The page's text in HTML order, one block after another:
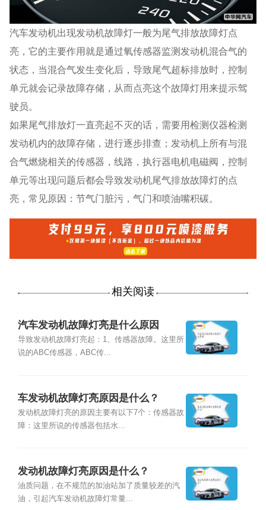
汽车发动机出现发动机故障灯一般为尾气排放故障灯点
亮，它的主要作用就是通过氧传感器监测发动机混合气的
状态，当混合气发生变化后，导致尾气超标排放时，控制
单元就会记录故障存储，从而点亮这个故障灯用来提示驾
驶员。
如果尾气排放灯一直亮起不灭的话，需要用检测仪器检测
发动机内的故障存储，进行逐步排查；发动机上所有与混
合气燃烧相关的传感器，线路，执行器电机电磁阀，控制
单元等出现问题后都会导致发动机尾气排放故障灯的点
亮，常见原因：节气门脏污，气门和喷油嘴积碳。
相关阅读
汽车发动机故障灯亮是什么原因
导致发动机故障灯亮起：1、传感器故障。这里所
说的ABC传感器，ABC传...
车发动机故障灯亮原因是什么？
发动机故障灯亮的原因主要有以下7个：传感器故
障：这里所说的传感器包括水...
发动机故障灯亮原因是什么？
油质问题，在不规范的加油站加了质量较差的汽
油，引起汽车发动机故障灯常量...